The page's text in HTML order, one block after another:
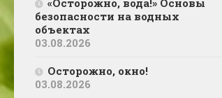
безопасности на водных
объектах
03.08.2026
Осторожно, окно!
03.08.2026